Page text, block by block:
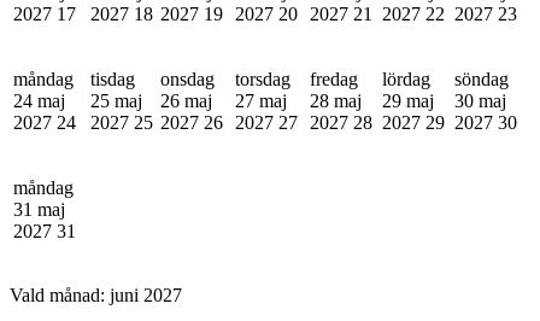
2027 17
2027 18 2027 19
2027 20
2027 21
2027 22 2027 23
måndag
24 maj
2027 24
tisdag
25 maj
2027 25
onsdag
26 maj
2027 26
torsdag
27 maj
2027 27
fredag
28 maj
2027 28
lördag
29 maj
2027 29
söndag
30 maj
2027 30
måndag
31 maj
2027 31
Vald månad: juni 2027